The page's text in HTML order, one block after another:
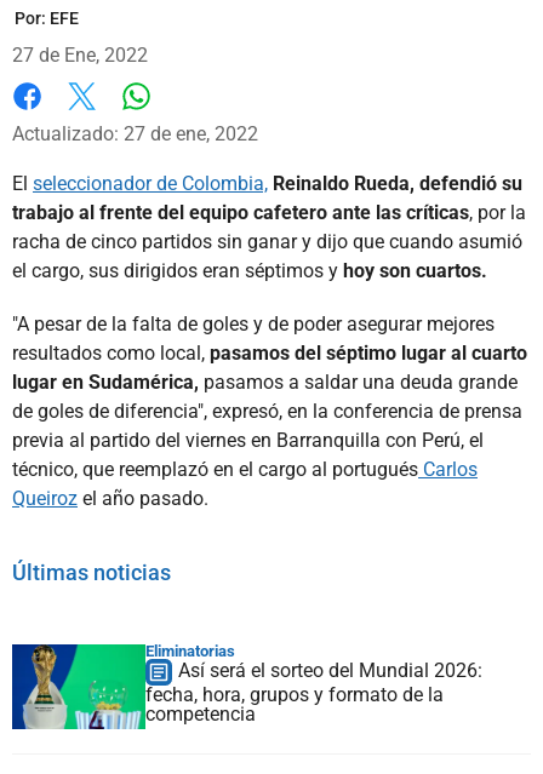
Por: EFE
27 de Ene, 2022
Facebook
X
Actualizado: 27 de ene, 2022
El seleccionador de Colombia, Reinaldo Rueda, defendió su
trabajo al frente del equipo cafetero ante las críticas, por la
racha de cinco partidos sin ganar y dijo que cuando asumió
el cargo, sus dirigidos eran séptimos y hoy son cuartos.
"A pesar de la falta de goles y de poder asegurar mejores
resultados como local, pasamos del séptimo lugar al cuarto
lugar en Sudamérica, pasamos a saldar una deuda grande
de goles de diferencia", expresó, en la conferencia de prensa
previa al partido del viernes en Barranquilla con Perú, el
técnico, que reemplazó en el cargo al portugués Carlos
Queiroz el año pasado.
Últimas noticias
Eliminatorias
Así será el sorteo del Mundial 2026:
fecha, hora, grupos y formato de la
competencia